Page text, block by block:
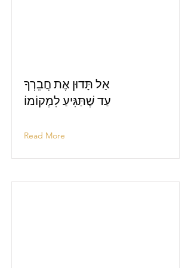
אַל תָּדוּן אֶת חֲבֵרְךָ
עַד שֶׁתַּגִּיעַ לִמְקוֹמוֹ
Read More